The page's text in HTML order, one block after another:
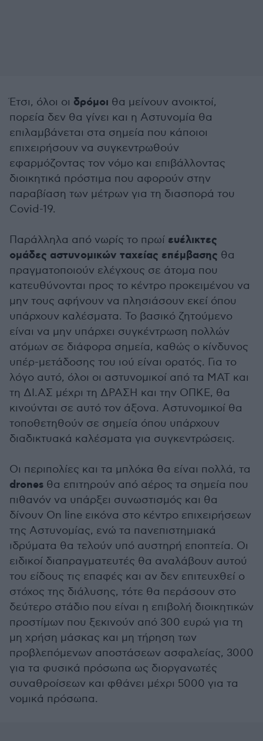
Έτσι, όλοι οι δρόμοι θα μείνουν ανοικτοί,
πορεία δεν θα γίνει και η Αστυνομία θα
επιλαμβάνεται στα σημεία που κάποιοι
επιχειρήσουν να συγκεντρωθούν
εφαρμόζοντας τον νόμο και επιβάλλοντας
διοικητικά πρόστιμα που αφορούν στην
παραβίαση των μέτρων για τη διασπορά του
Covid-19.
Παράλληλα από νωρίς το πρωί ευέλικτες
ομάδες αστυνομικών ταχείας επέμβασης θα
πραγματοποιούν ελέγχους σε άτομα που
κατευθύνονται προς το κέντρο προκειμένου να
μην τους αφήνουν να πλησιάσουν εκεί όπου
υπάρχουν καλέσματα. Το βασικό ζητούμενο
είναι να μην υπάρχει συγκέντρωση πολλών
ατόμων σε διάφορα σημεία, καθώς ο κίνδυνος
υπέρ-μετάδοσης του ιού είναι ορατός. Για το
λόγο αυτό, όλοι οι αστυνομικοί από τα ΜΑΤ και
τη ΔΙ.ΑΣ μέχρι τη ΔΡΑΣΗ και την ΟΠΚΕ, θα
κινούνται σε αυτό τον άξονα. Αστυνομικοί θα
τοποθετηθούν σε σημεία όπου υπάρχουν
διαδικτυακά καλέσματα για συγκεντρώσεις.
Οι περιπολίες και τα μπλόκα θα είναι πολλά, τα
drones θα επιτηρούν από αέρος τα σημεία που
πιθανόν να υπάρξει συνωστισμός και θα
δίνουν On line εικόνα στο κέντρο επιχειρήσεων
της Αστυνομίας, ενώ τα πανεπιστημιακά
ιδρύματα θα τελούν υπό αυστηρή εποπτεία. Οι
ειδικοί διαπραγματευτές θα αναλάβουν αυτού
του είδους τις επαφές και αν δεν επιτευχθεί ο
στόχος της διάλυσης, τότε θα περάσουν στο
δεύτερο στάδιο που είναι η επιβολή διοικητικών
προστίμων που ξεκινούν από 300 ευρώ για τη
μη χρήση μάσκας και μη τήρηση των
προβλεπόμενων αποστάσεων ασφαλείας, 3000
για τα φυσικά πρόσωπα ως διοργανωτές
συναθροίσεων και φθάνει μέχρι 5000 για τα
νομικά πρόσωπα.